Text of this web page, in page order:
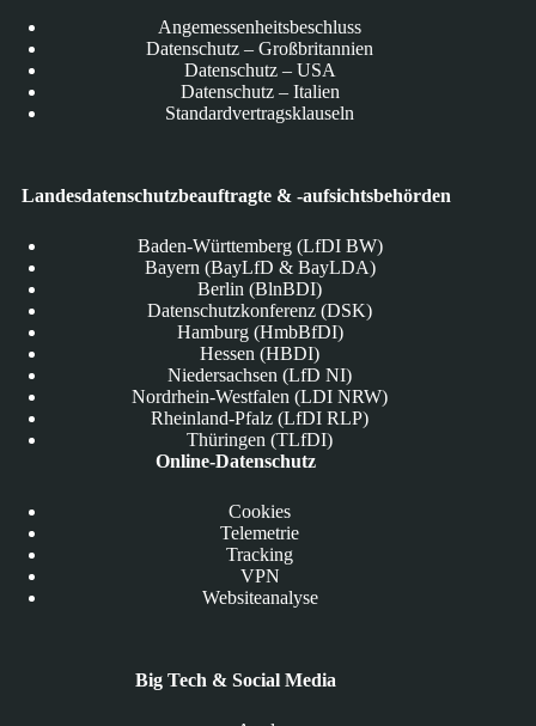
Angemessenheitsbeschluss
Datenschutz – Großbritannien
Datenschutz – USA
Datenschutz – Italien
Standardvertragsklauseln
Landesdatenschutzbeauftragte & -aufsichtsbehörden
Baden-Württemberg (LfDI BW)
Bayern (BayLfD & BayLDA)
Berlin (BlnBDI)
Datenschutzkonferenz (DSK)
Hamburg (HmbBfDI)
Hessen (HBDI)
Niedersachsen (LfD NI)
Nordrhein-Westfalen (LDI NRW)
Rheinland-Pfalz (LfDI RLP)
Thüringen (TLfDI)
Online-Datenschutz
Cookies
Telemetrie
Tracking
VPN
Websiteanalyse
Big Tech & Social Media